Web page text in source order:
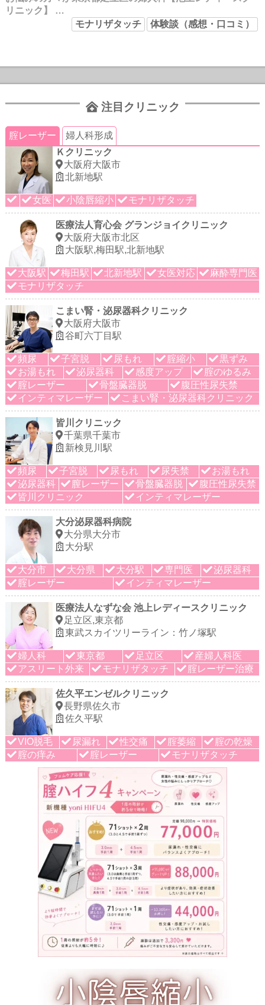
リニック】 …
モナリザタッチ
体験談（感想・口コミ）
注目クリニック
腟レーザー
婦人科形成
Ｋクリニック
大阪府大阪市
北新地駅
女医 小陰唇縮小 モナリザタッチ
医療法人育心会 グランジョイクリニック
大阪府大阪市北区
大阪駅,梅田駅,北新地駅
大阪駅 梅田駅 北新地駅 女医対応
麻酔専門医
モナリザタッチ
こまい腎・泌尿器科クリニック
大阪府大阪市
谷町六丁目駅
頻尿 子宮脱 尿もれ 腟縮小
黒ずみ
お湯もれ
泌尿器科 感度アップ
腟のゆるみ
腟レーザー
骨盤臓器脱
腹圧性尿失禁
インティマレーザー
こまい腎・泌尿器科クリニック
皆川クリニック
千葉県千葉市
新検見川駅
頻尿 子宮脱 尿もれ 尿失禁
お湯もれ
泌尿器科
膣レーザー 骨盤臓器脱
腹圧性尿失禁
皆川クリニック
インティマレーザー
大分泌尿器科病院
大分県大分市
大分駅
大分市 大分県 大分駅 専門医
泌尿器科
腟レーザー
インティマレーザー
医療法人なずな会 池上レディースクリニック
足立区,東京都
東武スカイツリーライン：竹ノ塚駅
婦人科 東京都 足立区
産婦人科医
アスリート外来
モナリザタッチ 腟レーザー治療
佐久平エンゼルクリニック
長野県佐久市
佐久平駅
VIO脱毛 尿漏れ 性交痛 腟萎縮
腟の乾燥
腟の痒み
腟レーザー モナリザタッチ